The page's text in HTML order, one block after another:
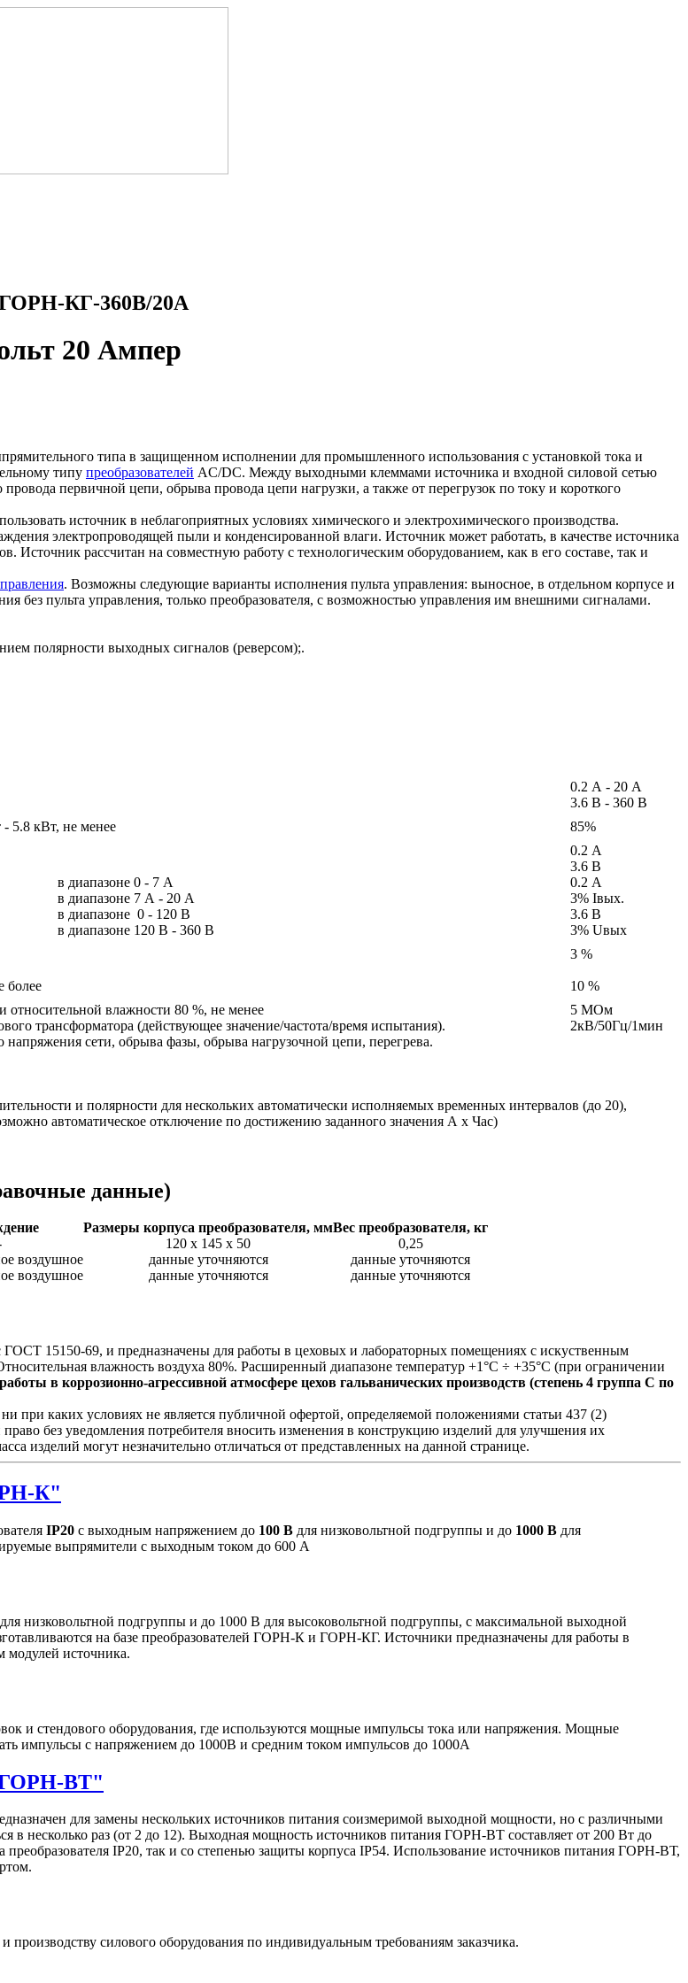
КГ-360В/20А
20 Ампер
типа в защищенном исполнении для промышленного использования с установкой тока и
типу преобразователей AC/DC. Между выходными клеммами источника и входной силовой сетью
первичной цепи, обрыва провода цепи нагрузки, а также от перегрузок по току и короткого
источник в неблагоприятных условиях химического и электрохимического производства.
электропроводящей пыли и конденсированной влаги. Источник может работать, в качестве источника
Источник рассчитан на совместную работу с технологическим оборудованием, как в его составе, так и
. Возможны следующие варианты исполнения пульта управления: выносное, в отдельном корпусе и
без пульта управления, только преобразователя, с возможностью управления им внешними сигналами.
полярности выходных сигналов (реверсом);.
0.2 А - 20 А
3.6 В - 360 В
5.8 кВт, не менее
85%
0.2 А
3.6 В
в диапазоне 0 - 7 А
0.2 А
в диапазоне 7 А - 20 А
3% Iвых.
в диапазоне 0 - 120 В
3.6 В
в диапазоне 120 В - 360 В
3% Uвых
3 %
более
10 %
влажности 80 %, не менее
5 МОм
трансформатора (действующее значение/частота/время испытания).
2кВ/50Гц/1мин
сети, обрыва фазы, обрыва нагрузочной цепи, перегрева.
и полярности для нескольких автоматически исполняемых временных интервалов (до 20),
автоматическое отключение по достижению заданного значения А х Час)
данные)
Размеры корпуса преобразователя, ммВес преобразователя, кг
120 х 145 х 50
0,25
воздушное данные уточняются
данные уточняются
воздушное данные уточняются данные уточняются
15150-69, и предназначены для работы в цеховых и лабораторных помещениях с искуственным
влажность воздуха 80%. Расширенный диапазоне температур +1°С ÷ +35°С (при ограничении
в коррозионно-агрессивной атмосфере цехов гальванических производств (степень 4 группа C по
каких условиях не является публичной офертой, определяемой положениями статьи 437 (2)
без уведомления потребителя вносить изменения в конструкцию изделий для улучшения их
изделий могут незначительно отличаться от представленных на данной странице.
К"
IP20 с выходным напряжением до 100 В для низковольтной подгруппы и до 1000 В для
выпрямители с выходным током до 600 А
низковольтной подгруппы и до 1000 В для высоковольтной подгруппы, с максимальной выходной
на базе преобразователей ГОРН-К и ГОРН-КГ. Источники предназначены для работы в
модулей источника.
и стендового оборудования, где используются мощные импульсы тока или напряжения. Мощные
импульсы c напряжением до 1000В и средним током импульсов до 1000А
ВТ"
для замены нескольких источников питания соизмеримой выходной мощности, но с различными
несколько раз (от 2 до 12). Выходная мощность источников питания ГОРН-ВТ составляет от 200 Вт до
IP20, так и со степенью защиты корпуса IP54. Использование источников питания ГОРН-ВТ,
силового оборудования по индивидуальным требованиям заказчика.